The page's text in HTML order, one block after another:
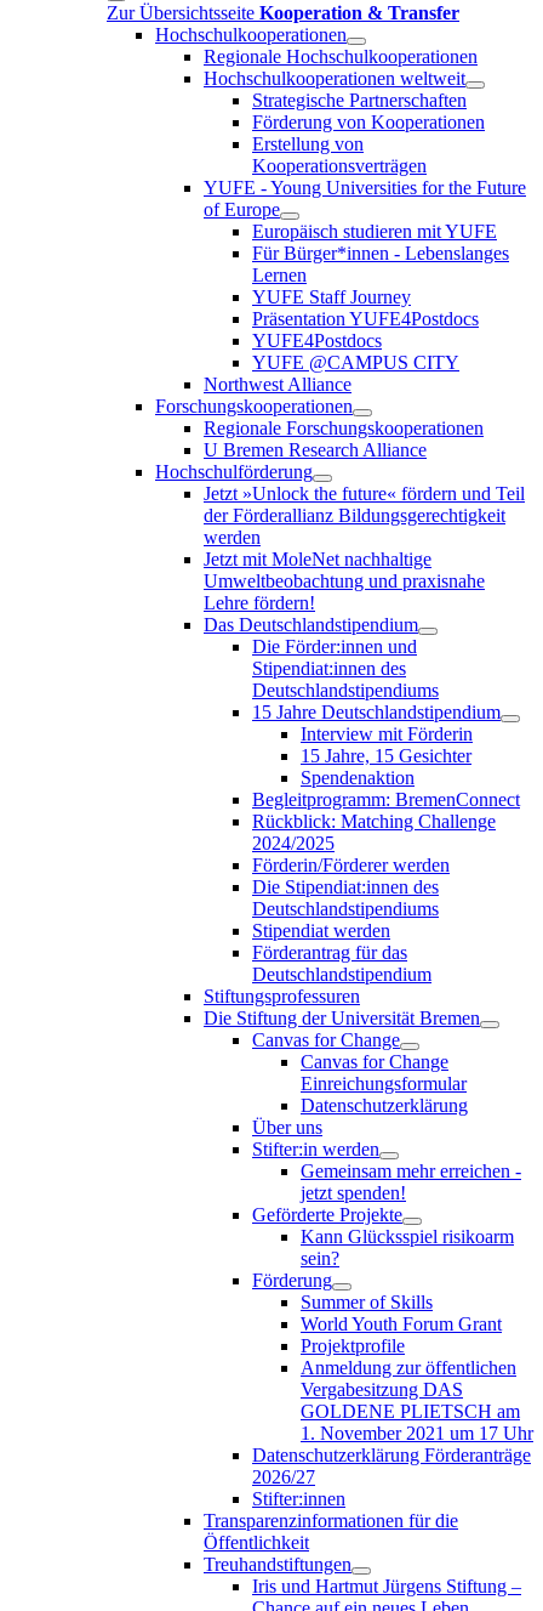
Zur Übersichtsseite Kooperation & Transfer
Hochschulkooperationen
Regionale Hochschulkooperationen
Hochschulkooperationen weltweit
Strategische Partnerschaften
Förderung von Kooperationen
Erstellung von
Kooperationsverträgen
YUFE - Young Universities for the Future
of Europe
Europäisch studieren mit YUFE
Für Bürger*innen - Lebenslanges
Lernen
YUFE Staff Journey
Präsentation YUFE4Postdocs
YUFE4Postdocs
YUFE @CAMPUS CITY
Northwest Alliance
Forschungskooperationen
Regionale Forschungskooperationen
U Bremen Research Alliance
Hochschulförderung
Jetzt »Unlock the future« fördern und Teil
der Förderallianz Bildungsgerechtigkeit
werden
Jetzt mit MoleNet nachhaltige
Umweltbeobachtung und praxisnahe
Lehre fördern!
Das Deutschlandstipendium
Die Förder:innen und
Stipendiat:innen des
Deutschlandstipendiums
15 Jahre Deutschlandstipendium
Interview mit Förderin
15 Jahre, 15 Gesichter
Spendenaktion
Begleitprogramm: BremenConnect
Rückblick: Matching Challenge
2024/2025
Förderin/Förderer werden
Die Stipendiat:innen des
Deutschlandstipendiums
Stipendiat werden
Förderantrag für das
Deutschlandstipendium
Stiftungsprofessuren
Die Stiftung der Universität Bremen
Canvas for Change
Canvas for Change
Einreichungsformular
Datenschutzerklärung
Über uns
Stifter:in werden
Gemeinsam mehr erreichen -
jetzt spenden!
Geförderte Projekte
Kann Glücksspiel risikoarm
sein?
Förderung
Summer of Skills
World Youth Forum Grant
Projektprofile
Anmeldung zur öffentlichen
Vergabesitzung DAS
GOLDENE PLIETSCH am
1. November 2021 um 17 Uhr
Datenschutzerklärung Förderanträge
2026/27
Stifter:innen
Transparenzinformationen für die
Öffentlichkeit
Treuhandstiftungen
Iris und Hartmut Jürgens Stiftung –